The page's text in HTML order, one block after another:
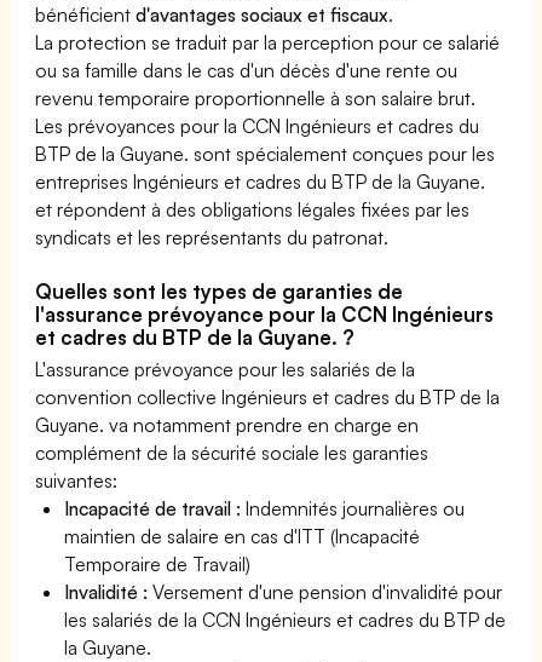
bénéficientd'avantages sociaux et fiscaux.
La protection se traduit par la perception pour ce salarié
ou sa famille dans le cas d'un décès d'une rente ou
revenu temporaire proportionnelle à son salaire brut.
Les prévoyances pour la CCN Ingénieurs et cadres du
BTP de la Guyane. sont spécialement conçues pour les
entreprises Ingénieurs et cadres du BTP de la Guyane.
et répondent à des obligations légales fixées par les
syndicats et les représentants du patronat.
Quelles sont les types de garanties de
l'assurance prévoyance pour la CCN Ingénieurs
et cadres du BTP de la Guyane. ?
L'assurance prévoyance pour les salariés de la
convention collective Ingénieurs et cadres du BTP de la
Guyane. va notamment prendre en charge en
complément de la sécurité sociale les garanties
suivantes:
Incapacité de travail : Indemnités journalières ou
maintien de salaire en cas d'ITT (Incapacité
Temporaire de Travail)
Invalidité : Versement d'une pension d'invalidité pour
les salariés de la CCN Ingénieurs et cadres du BTP de
la Guyane.